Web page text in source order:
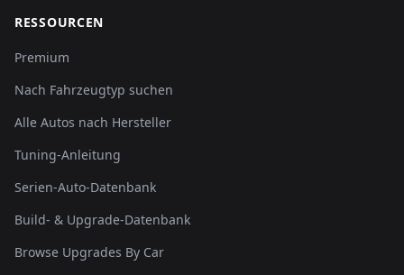
RESSOURCEN
Premium
Nach Fahrzeugtyp suchen
Alle Autos nach Hersteller
Tuning-Anleitung
Serien-Auto-Datenbank
Build- & Upgrade-Datenbank
Browse Upgrades By Car